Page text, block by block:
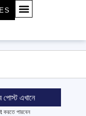
এখানে
পারবেন